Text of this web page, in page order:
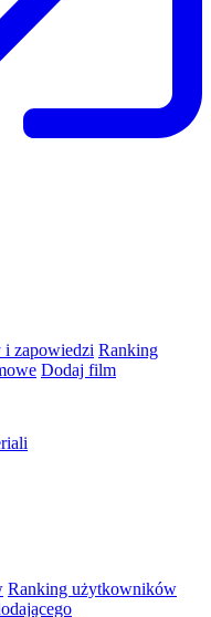
i zapowiedzi Ranking
Dodaj film
Ranking użytkowników